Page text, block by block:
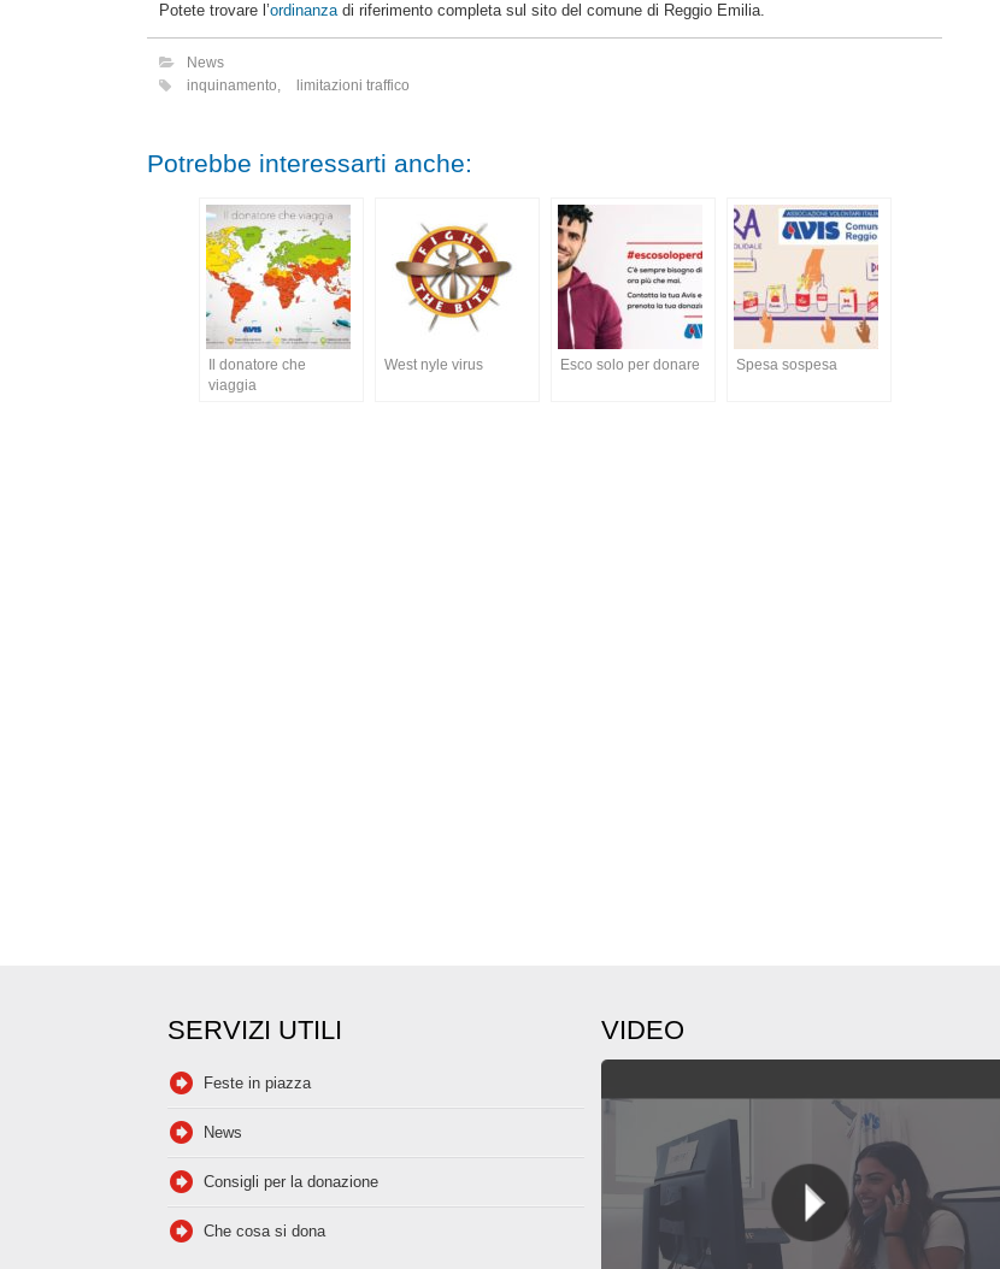
Potete trovare l’ordinanzadi riferimento completa sul sito del comune di Reggio Emilia.
News
inquinamento
limitazioni traffico
Potrebbe interessarti anche:
Il donatore che
viaggia
West nyle virus Esco solo per donare Spesa sospesa
SERVIZI UTILI
Feste in piazza
News
Consigli per la donazione
Che cosa si dona
VIDEO